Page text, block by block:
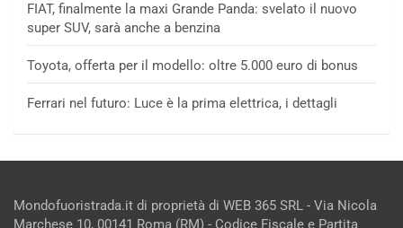
FIAT, finalmente la maxi Grande Panda: svelato il nuovo
super SUV, sarà anche a benzina
Toyota, offerta per il modello: oltre 5.000 euro di bonus
Ferrari nel futuro: Luce è la prima elettrica, i dettagli
Mondofuoristrada.it di proprietà di WEB 365 SRL - Via Nicola
Marchese 10, 00141 Roma (RM) - Codice Fiscale e Partita